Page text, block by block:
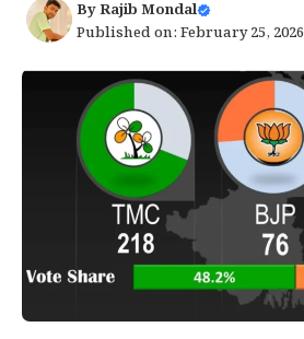
ByRajib Mondal
Published on: February 25, 2026